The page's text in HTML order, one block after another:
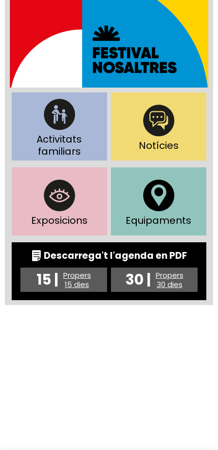
Activitats
familiars
Notícies
Exposicions Equipaments
Descarrega't l'agenda en PDF
15 | Propers
15 dies
30 | Propers
30 dies